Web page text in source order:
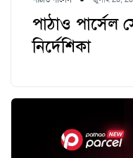
পাঠাও পার্সেল
নির্দেশিকা